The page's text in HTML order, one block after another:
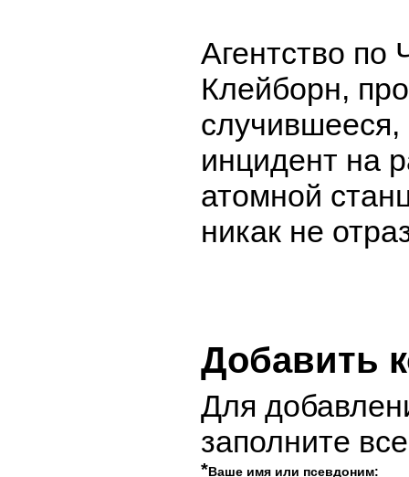
Агентство по
Клейборн,
случившееся,
инцидент на
атомной
никак не
Добавить
Для
заполните
*Ваше имя или псевдоним: